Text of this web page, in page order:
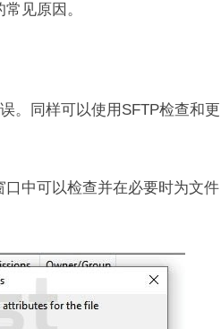
见原因。
。同样可以使用SFTP检查和更
中可以检查并在必要时为文件